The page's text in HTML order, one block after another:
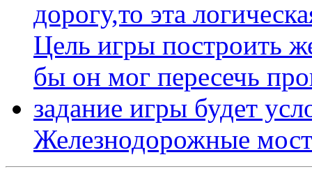
Железнодорожные